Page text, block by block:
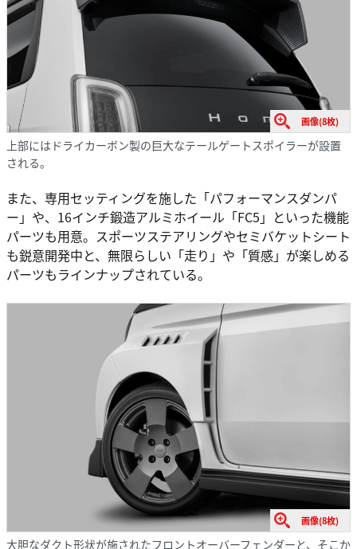
画像(8枚)
上部にはドライカーボン製の巨大なテールゲートスポイラーが設置
される。
また、専用セッティングを施した「パフォーマンスダンパ
ー」や、16インチ鍛造アルミホイール「FC5」といった機能
パーツも用意。スポーツステアリングやセミバケットシート
も鋭意開発中と、無限らしい「走り」や「質感」が楽しめる
パーツもラインナップされている。
画像(8枚)
大胆なダクト形状が施されたフロントオーバーフェンダーと、そこか